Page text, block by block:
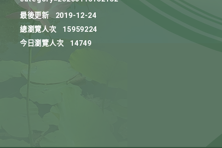
最後更新
2019-12-24
總瀏覽人次
15959224
今日瀏覽人次
14749